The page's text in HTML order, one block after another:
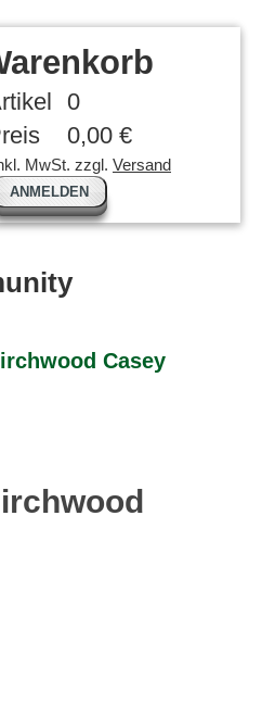
0
0,00 €
MwSt. zzgl. Versand
ANMELDEN